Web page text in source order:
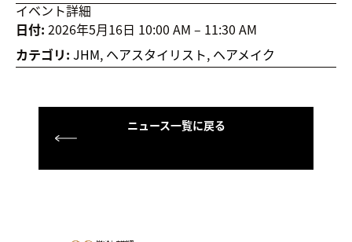
イベント詳細
日付: 2026年5月16日 10:00 AM – 11:30 AM
カテゴリ: JHM, ヘアスタイリスト, ヘアメイク
ニュース一覧に戻る